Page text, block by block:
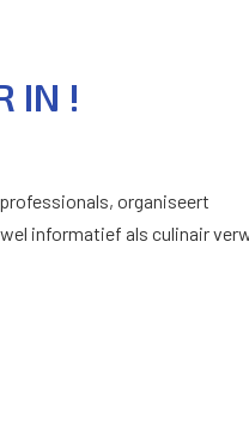
IN !
organiseert
informatief als culinair